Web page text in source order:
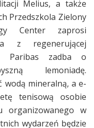
Melius, a także
Przedszkola Zielony
Center zaprosi
z regenerującej
Paribas zadba o
lemoniadę.
wodą mineralną, a e-
tenisową osobie
organizowanego w
wydarzeń będzie